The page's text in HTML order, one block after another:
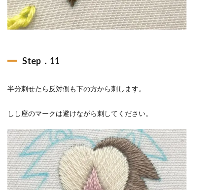
Step．11
半分刺せたら反対側も下の方から刺します。
しし座のマークは避けながら刺してください。